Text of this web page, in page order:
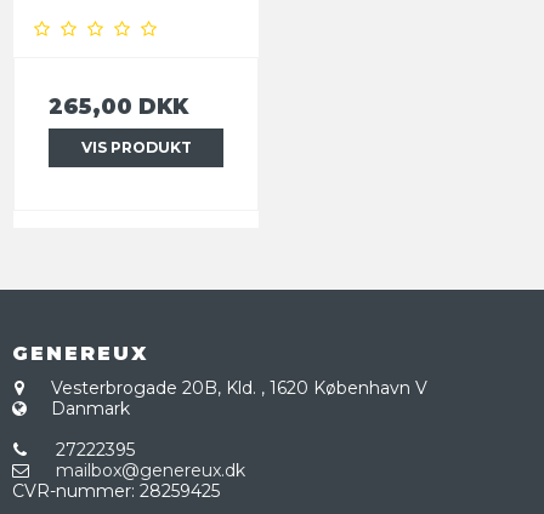
265,00 DKK
VIS PRODUKT
GENEREUX
Vesterbrogade 20B, Kld. , 1620 København V
Danmark
27222395
mailbox@genereux.dk
CVR-nummer: 28259425